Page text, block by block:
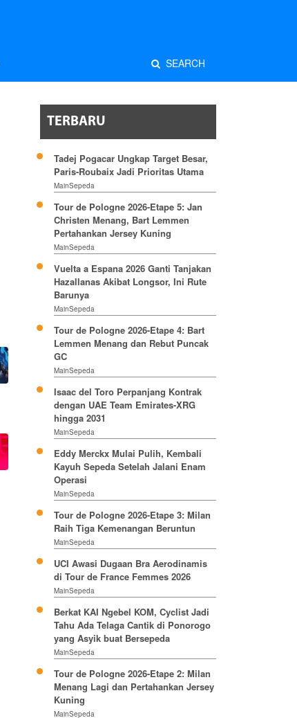
SEARCH
TERBARU
Tadej Pogacar Ungkap Target Besar,
Paris-Roubaix Jadi Prioritas Utama
MainSepeda
Tour de Pologne 2026-Etape 5: Jan
Christen Menang, Bart Lemmen
Pertahankan Jersey Kuning
MainSepeda
Vuelta a Espana 2026 Ganti Tanjakan
Hazallanas Akibat Longsor, Ini Rute
Barunya
MainSepeda
Tour de Pologne 2026-Etape 4: Bart
Lemmen Menang dan Rebut Puncak
GC
MainSepeda
Isaac del Toro Perpanjang Kontrak
dengan UAE Team Emirates-XRG
hingga 2031
MainSepeda
Eddy Merckx Mulai Pulih, Kembali
Kayuh Sepeda Setelah Jalani Enam
Operasi
MainSepeda
Tour de Pologne 2026-Etape 3: Milan
Raih Tiga Kemenangan Beruntun
MainSepeda
UCI Awasi Dugaan Bra Aerodinamis
di Tour de France Femmes 2026
MainSepeda
Berkat KAI Ngebel KOM, Cyclist Jadi
Tahu Ada Telaga Cantik di Ponorogo
yang Asyik buat Bersepeda
MainSepeda
Tour de Pologne 2026-Etape 2: Milan
Menang Lagi dan Pertahankan Jersey
Kuning
MainSepeda